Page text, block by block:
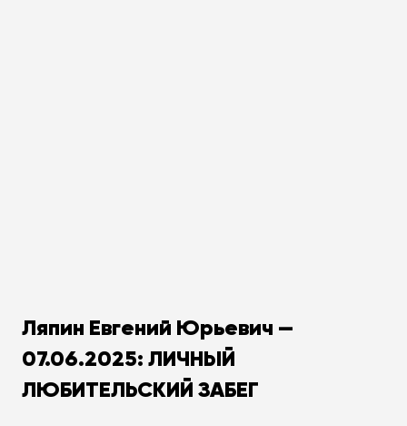
Ляпин Евгений Юрьевич —
07.06.2025: ЛИЧНЫЙ
ЛЮБИТЕЛЬСКИЙ ЗАБЕГ